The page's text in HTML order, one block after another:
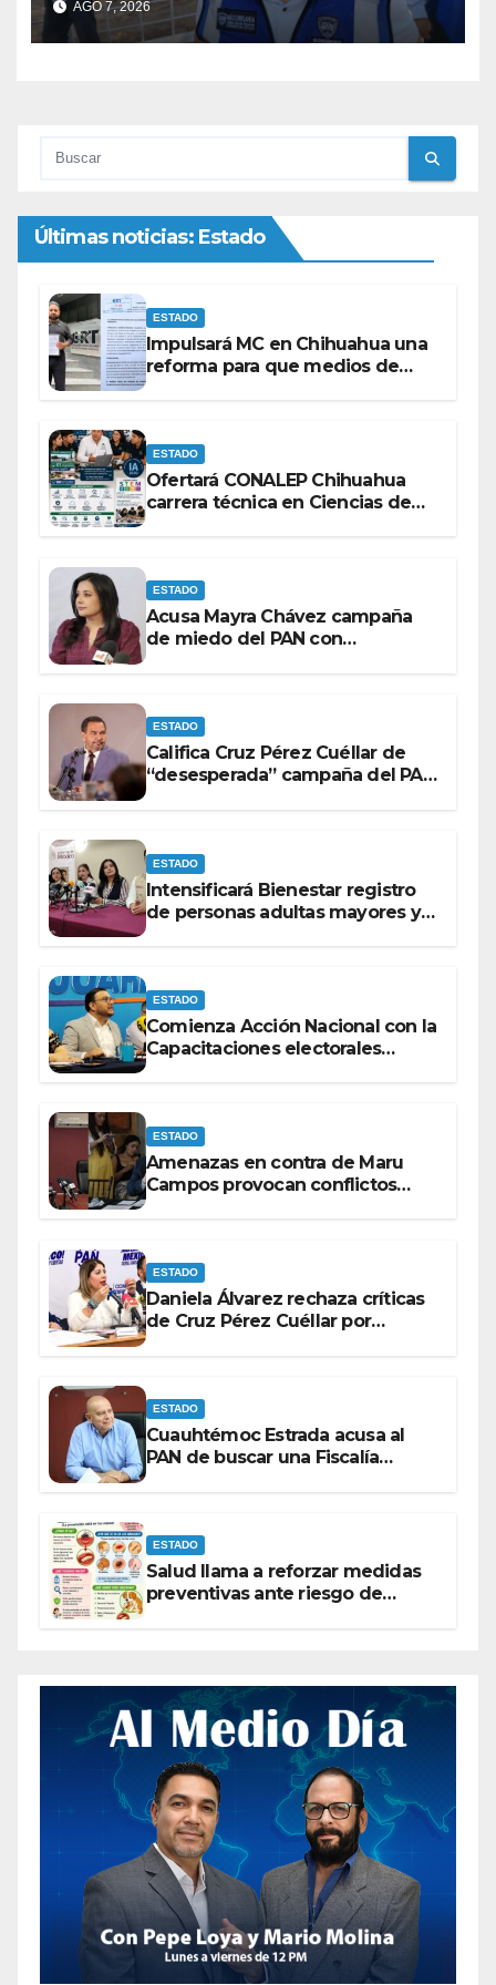
Parque Central
AGO 7, 2026
Últimas noticias: Estado
ESTADO
Impulsará MC en Chihuahua una
reforma para que medios de
ESTADO
Ofertará CONALEP Chihuahua
carrera técnica en Ciencias de
ESTADO
Acusa Mayra Chávez campaña
de miedo del PAN con
ESTADO
Califica Cruz Pérez Cuéllar de
“desesperada” campaña del PAN
ESTADO
Intensificará Bienestar registro
de personas adultas mayores y
ESTADO
Comienza Acción Nacional con la
Capacitaciones electorales
ESTADO
Amenazas en contra de Maru
Campos provocan conflictos
ESTADO
Daniela Álvarez rechaza críticas
de Cruz Pérez Cuéllar por
ESTADO
Cuauhtémoc Estrada acusa al
PAN de buscar una Fiscalía
ESTADO
Salud llama a reforzar medidas
preventivas ante riesgo de